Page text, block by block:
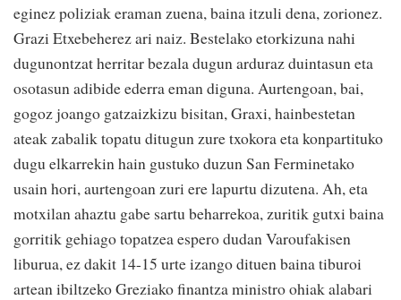
eginez poliziak eraman zuena, baina itzuli dena, zorionez.
Grazi Etxebeherez ari naiz. Bestelako etorkizuna nahi
dugunontzat herritar bezala dugun arduraz duintasun eta
osotasun adibide ederra eman diguna. Aurtengoan, bai,
gogoz joango gatzaizkizu bisitan, Graxi, hainbestetan
ateak zabalik topatu ditugun zure txokora eta konpartituko
dugu elkarrekin hain gustuko duzun San Ferminetako
usain hori, aurtengoan zuri ere lapurtu dizutena. Ah, eta
motxilan ahaztu gabe sartu beharrekoa, zuritik gutxi baina
gorritik gehiago topatzea espero dudan Varoufakisen
liburua, ez dakit 14-15 urte izango dituen baina tiburoi
artean ibiltzeko Greziako finantza ministro ohiak alabari